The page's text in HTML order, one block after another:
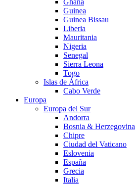
Guinea
Guinea Bissau
Liberia
Mauritania
Nigeria
Senegal
Sierra Leona
Togo
Islas de África
Cabo Verde
Europa
Europa del Sur
Andorra
Bosnia & Herzegovina
Chipre
Ciudad del Vaticano
Eslovenia
España
Grecia
Italia